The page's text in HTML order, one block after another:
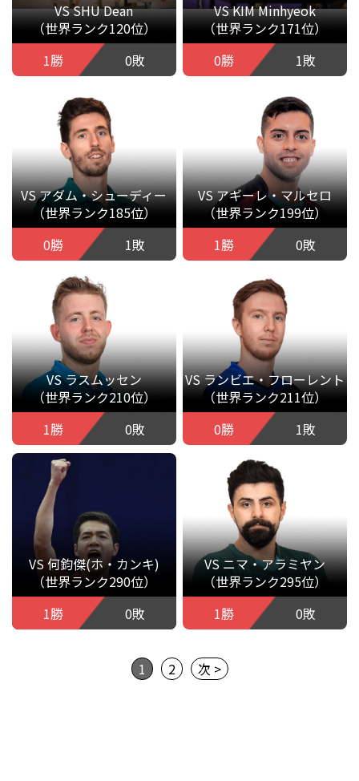
VS SHU Dean
（世界ランク120位）
1勝
0敗
VS KIM Minhyeok
（世界ランク171位）
0勝
1敗
VS アダム・シューディー
（世界ランク185位）
0勝
1敗
VS アギーレ・マルセロ
（世界ランク199位）
1勝
0敗
VS ラスムッセン
（世界ランク210位）
1勝
0敗
VS ランビエ・フローレント
（世界ランク211位）
0勝
1敗
VS 何鈞傑(ホ・カンキ)
（世界ランク290位）
1勝
0敗
VS ニマ・アラミヤン
（世界ランク295位）
1勝
0敗
1 2 次 >